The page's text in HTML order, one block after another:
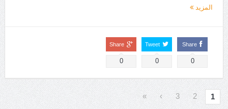
المزيد
Share
0
Tweet
0
Share
0
1
2
3
›
»